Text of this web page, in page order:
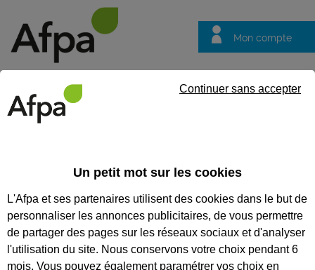
Mon compte
questions
CENTRE DE THIONVILLE YUTZ
Un petit mot sur les cookies
L'Afpa et ses partenaires utilisent des cookies dans le but de
personnaliser les annonces publicitaires, de vous permettre
de partager des pages sur les réseaux sociaux et d'analyser
l'utilisation du site. Nous conservons votre choix pendant 6
mois. Vous pouvez également paramétrer vos choix en
Continuer sans accepter